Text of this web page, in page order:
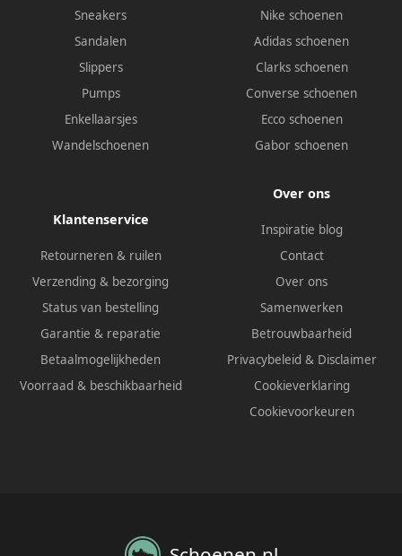
Sneakers
Sandalen
Slippers
Pumps
Enkellaarsjes
Wandelschoenen
Nike schoenen
Adidas schoenen
Clarks schoenen
Converse schoenen
Ecco schoenen
Gabor schoenen
Klantenservice
Retourneren & ruilen
Verzending & bezorging
Status van bestelling
Garantie & reparatie
Betaalmogelijkheden
Voorraad & beschikbaarheid
Over ons
Inspiratie blog
Contact
Over ons
Samenwerken
Betrouwbaarheid
Privacybeleid & Disclaimer
Cookieverklaring
Cookievoorkeuren